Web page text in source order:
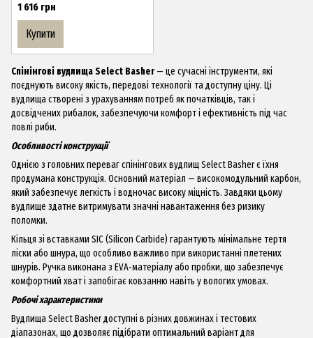
1 616 грн
Купити
Спінінгові вудлища Select Basher— це сучасні інструменти, які
поєднують високу якість, передові технології та доступну ціну. Ці
вудлища створені з урахуванням потреб як початківців, так і
досвідчених рибалок, забезпечуючи комфорт і ефективність під час
ловлі риби.
Особливості конструкції
Однією з головних переваг спінінгових вудлищ Select Basher є їхня
продумана конструкція. Основний матеріал — високомодульний карбон,
який забезпечує легкість і водночас високу міцність. Завдяки цьому
вудлище здатне витримувати значні навантаження без ризику
поломки.
Кільця зі вставками SIC (Silicon Carbide) гарантують мінімальне тертя
ліски або шнура, що особливо важливо при використанні плетених
шнурів. Ручка виконана з EVA-матеріалу або пробки, що забезпечує
комфортний хват і запобігає ковзанню навіть у вологих умовах.
Робочі характеристики
Вудлища Select Basher доступні в різних довжинах і тестових
діапазонах, що дозволяє підібрати оптимальний варіант для